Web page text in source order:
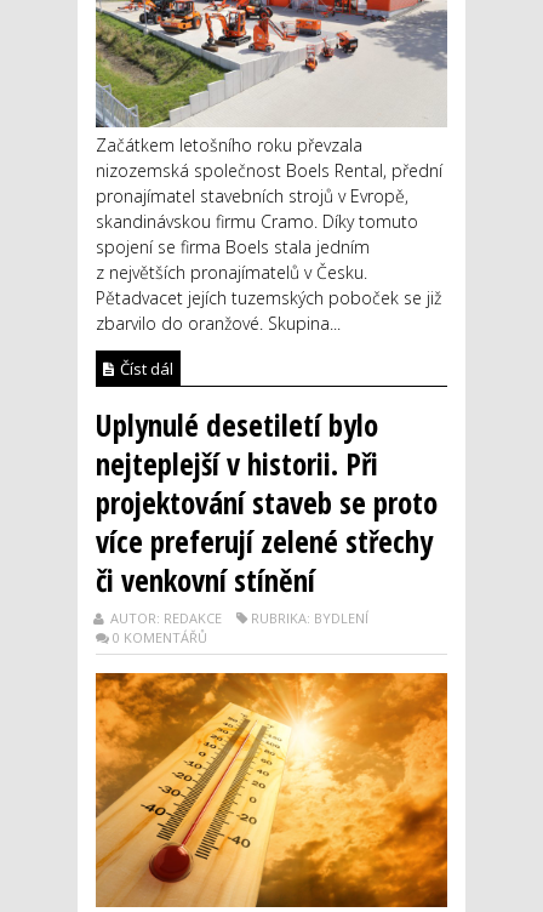
Začátkem letošního roku převzala
nizozemská společnost Boels Rental, přední
pronajímatel stavebních strojů v Evropě,
skandinávskou firmu Cramo. Díky tomuto
spojení se firma Boels stala jedním
z největších pronajímatelů v Česku.
Pětadvacet jejích tuzemských poboček se již
zbarvilo do oranžové. Skupina...
Číst dál
Uplynulé desetiletí bylo
nejteplejší v historii. Při
projektování staveb se proto
více preferují zelené střechy
či venkovní stínění
AUTOR: REDAKCE
RUBRIKA: BYDLENÍ
0 KOMENTÁŘŮ